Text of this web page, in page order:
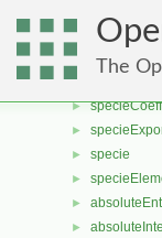
The
► Reaction
► ReactionList
►
►
►
► specie
►
►
►